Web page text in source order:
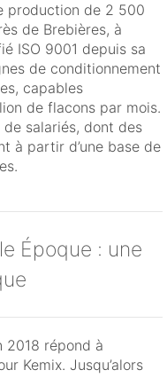
production de 2 500
de Brebières, à
ISO 9001 depuis sa
de conditionnement
capables
de flacons par mois.
de salariés, dont des
à partir d’une base de
Époque : une
2018 répond à
Kemix. Jusqu’alors